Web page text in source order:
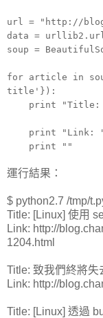
url = "http://
data =
soup =
for article in
title'}):
print "Title: "
print "Link: "
print ""
運行結果：
$ python2.7 /tmp/
Title: [Linux] 使用
Link: http://
1204.html
Title: 致我們終將失
Link: http://
Title: [Linux] 透過